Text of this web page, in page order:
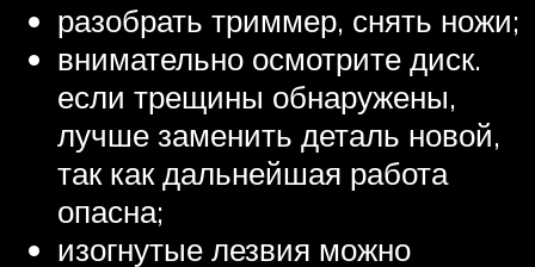
разобрать триммер, снять ножи;
внимательно осмотрите диск.
если трещины обнаружены,
лучше заменить деталь новой,
так как дальнейшая работа
опасна;
изогнутые лезвия можно